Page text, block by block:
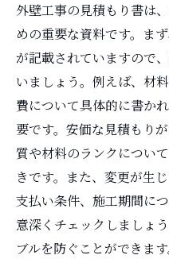
外壁工事の見積もり書は
めの重要な資料です。ま
が記載されていますので
いましょう。例えば、材
費について具体的に書か
要です。安価な見積もり
質や材料のランクについ
きです。また、変更が生
支払い条件、施工期間に
意深くチェックしましょ
ブルを防ぐことができます